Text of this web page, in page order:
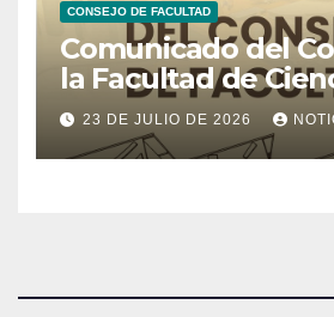
CONSEJO DE FACULTAD
Comunicado del
la Facultad de
23 DE JULIO DE 2026